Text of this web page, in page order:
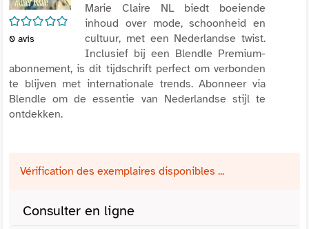
/5
0 avis
Marie Claire NL biedt boeiende
inhoud over mode, schoonheid en
cultuur, met een Nederlandse twist.
Inclusief bij een Blendle Premium-
abonnement, is dit tijdschrift perfect om verbonden
te blijven met internationale trends. Abonneer via
Blendle om de essentie van Nederlandse stijl te
ontdekken.
Vérification des exemplaires disponibles ...
Consulter en ligne